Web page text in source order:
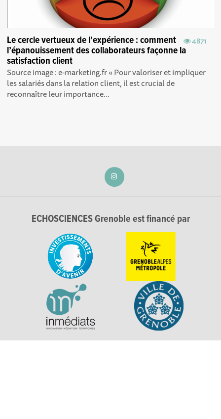
4871
Le cercle vertueux de l’expérience : comment
l’épanouissement des collaborateurs façonne la
satisfaction client
Source image : e-marketing.fr « Pour valoriser et impliquer
les salariés dans la relation client, il est crucial de
reconnaître leur importance...
ECHOSCIENCES Grenoble est financé par